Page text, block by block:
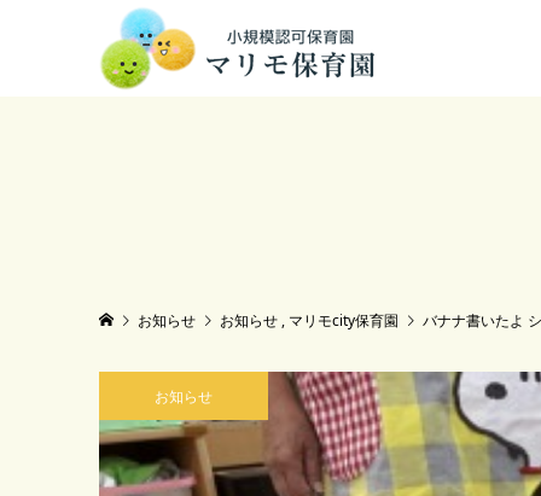
お知らせ お知らせ , マリモcity保育園 バナナ書いたよ
お知らせ